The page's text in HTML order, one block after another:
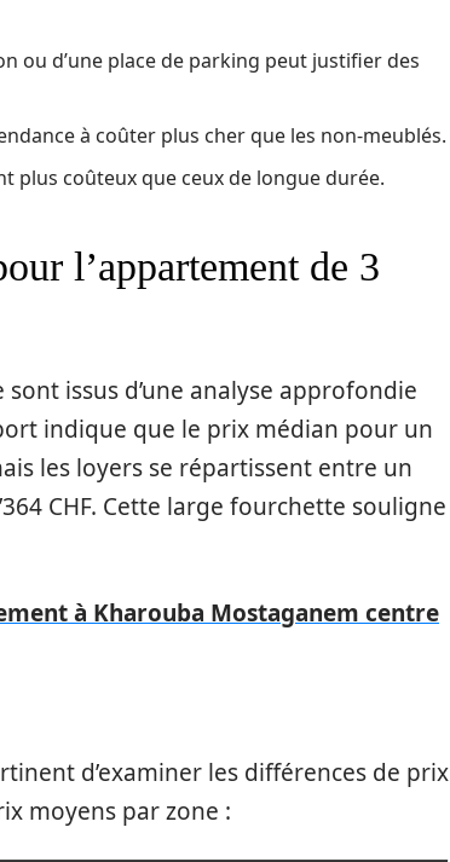
ou d’une place de parking peut justifier des
à coûter plus cher que les non-meublés.
plus coûteux que ceux de longue durée.
l’appartement de 3
issus d’une analyse approfondie
indique que le prix médian pour un
les loyers se répartissent entre un
CHF. Cette large fourchette souligne
à Kharouba Mostaganem centre
d’examiner les différences de prix
moyens par zone :